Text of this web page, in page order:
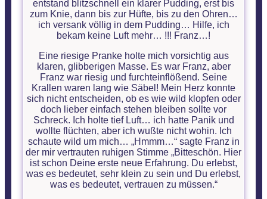
entstand blitzschnell ein klarer Pudding, erst bis
zum Knie, dann bis zur Hüfte, bis zu den Ohren…
ich versank völlig in dem Pudding… Hilfe, ich
bekam keine Luft mehr… !!! Franz…!
Eine riesige Pranke holte mich vorsichtig aus
klaren, glibberigen Masse. Es war Franz, aber
Franz war riesig und furchteinflößend. Seine
Krallen waren lang wie Säbel! Mein Herz konnte
sich nicht entscheiden, ob es wie wild klopfen oder
doch lieber einfach stehen bleiben sollte vor
Schreck. Ich holte tief Luft… ich hatte Panik und
wollte flüchten, aber ich wußte nicht wohin. Ich
schaute wild um mich… „Hmmm…“ sagte Franz in
der mir vertrauten ruhigen Stimme „Bitteschön. Hier
ist schon Deine erste neue Erfahrung. Du erlebst,
was es bedeutet, sehr klein zu sein und Du erlebst,
was es bedeutet, vertrauen zu müssen.“